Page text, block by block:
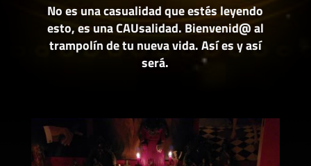
No es una casualidad que estés leyendo
esto, es una CAUsalidad. Bienvenid@ al
trampolín de tu nueva vida. Así es y así
será.